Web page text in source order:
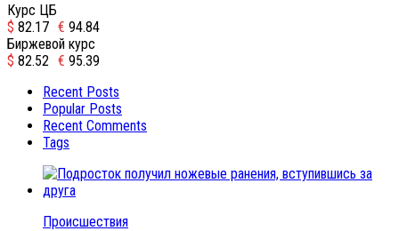
Курс ЦБ
$ 82.17 € 94.84
Биржевой курс
$ 82.52 € 95.39
Recent Posts
Popular Posts
Recent Comments
Tags
Происшествия